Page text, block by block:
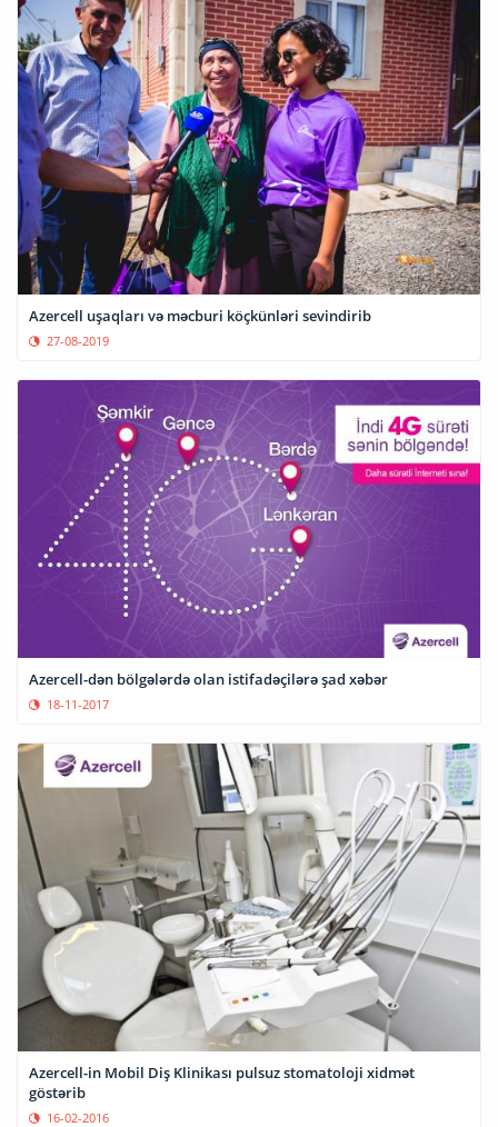
Azercell uşaqları və məcburi köçkünləri sevindirib
27-08-2019
Azercell-dən bölgələrdə olan istifadəçilərə şad xəbər
18-11-2017
Azercell-in Mobil Diş Klinikası pulsuz stomatoloji xidmət
göstərib
16-02-2016